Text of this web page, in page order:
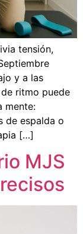
tensión,
y a las
ritmo puede
mente:
de espalda o
[…]
MJS